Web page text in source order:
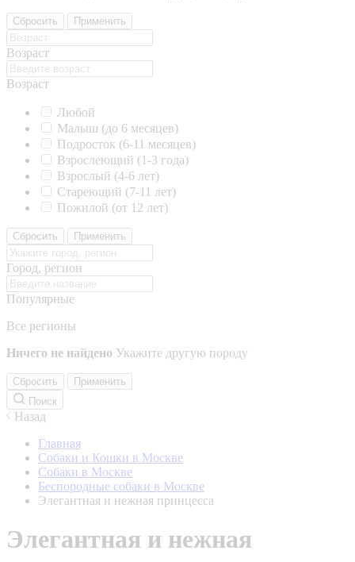
Сбросить Применить
Возраст
Возраст
Любой
Малыш (до 6 месяцев)
Подросток (6-11 месяцев)
Взрослеющий (1-3 года)
Взрослый (4-6 лет)
Стареющий (7-11 лет)
Пожилой (от 12 лет)
Сбросить Применить
Город, регион
Популярные
Все регионы
Ничего не найдено Укажите другую породу
Сбросить
Применить
Поиск
Назад
Главная
Собаки и Кошки в Москве
Собаки в Москве
Беспородные собаки в Москве
Элегантная и нежная принцесса
Элегантная и нежная